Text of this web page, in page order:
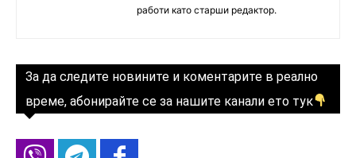
работи като старши редактор.
За да следите новините и коментарите в реално
време, абонирайте се за нашите канали ето тук